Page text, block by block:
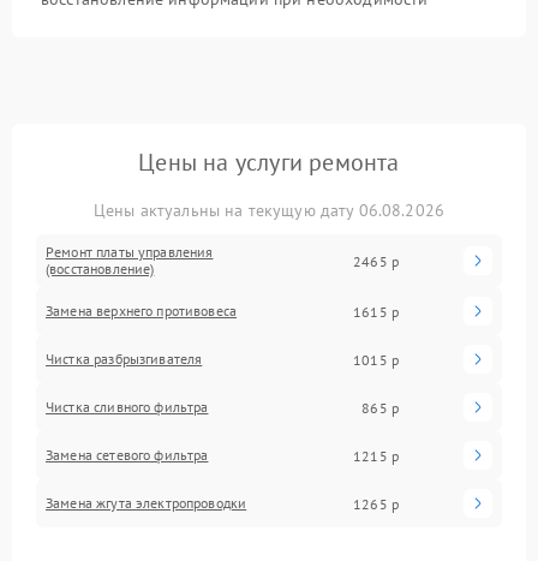
Цены на услуги ремонта
Цены актуальны на текущую дату 06.08.2026
Ремонт платы управления
(восстановление)
2465 р
Замена верхнего противовеса 1615 р
Чистка разбрызгивателя 1015 р
Чистка сливного фильтра 865 р
Замена сетевого фильтра 1215 р
Замена жгута электропроводки 1265 р